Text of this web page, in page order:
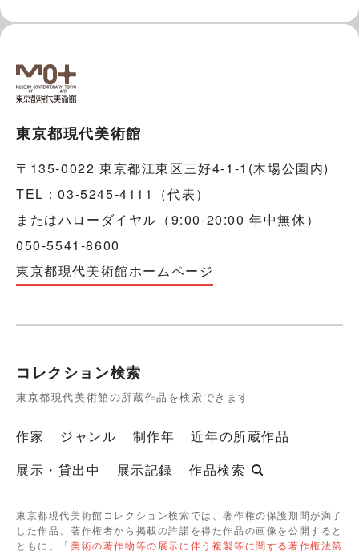
東京都現代美術館
〒135-0022 東京都江東区三好4-1-1(木場公園内)
TEL：03-5245-4111（代表）
またはハローダイヤル（9:00-20:00 年中無休）
050-5541-8600
東京都現代美術館ホームページ
コレクション検索
東京都現代美術館の所蔵作品を検索できます
作家 ジャンル 制作年
近年の所蔵作品
展示・貸出中
展示記録 作品検索
東京都現代美術館コレクション検索では、著作権の保護期間が満了
した作品、著作権者から掲載の許諾を得た作品の画像を公開すると
ともに、「美術の著作物等の展示に伴う複製等に関する著作権法第